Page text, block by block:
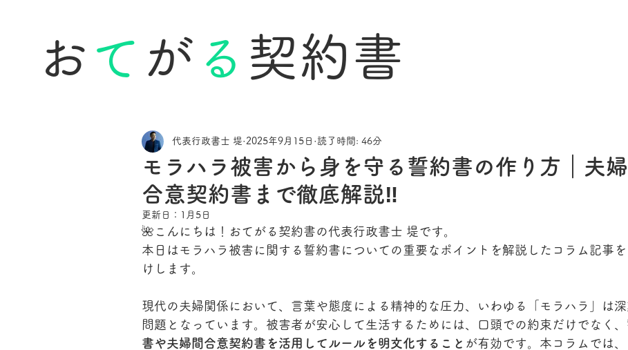
お て が る 契約書
モラハラ被害から身を守る誓約書の作り方｜夫
合意契約書まで徹底解説‼
代表行政書士 堤 2025年9月15日 読了時間: 46分
更新日： 1月5日
🌺こんにちは！おてがる契約書の代表行政書士 堤です。
本日はモラハラ被害に関する誓約書についての重要なポイントを解説したコラム記事を
けします。
現代の夫婦関係において、言葉や態度による精神的な圧力、いわゆる「モラハラ」は深
問題となっています。被害者が安心して生活するためには、口頭での約束だけでなく、
書や夫婦間合意契約書を活用してルールを明文化すること が有効です。本コラムでは、